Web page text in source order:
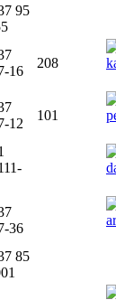
95
16
208
12
101
36
85